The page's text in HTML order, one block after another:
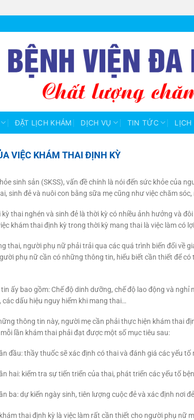
ĐẶT LỊCH KHÁM DỊCH VỤ TIN TỨC LỊCH
VIỆC KHÁM THAI ĐỊNH KỲ
sinh sản (SKSS), vấn đề chính là nói đến sức khỏe của
sinh đẻ và nuôi con bằng sữa mẹ cũng như việc chăm
kỳ thai nghén và sinh đẻ là thời kỳ có nhiều ảnh hưởng và
khám thai định kỳ trong thời kỳ mang thai là việc làm có
thai, người phụ nữ phải trải qua các quá trình biến đổi về
phụ nữ cần có những thông tin, hiểu biết cần thiết để
ấy bao gồm: Chế độ dinh dưỡng, chế độ lao động và
các dấu hiệu nguy hiểm khi mang thai…
thông tin này, người mẹ cần phải thực hiện khám thai
lần khám thai phải đạt được một số mục tiêu sau:
đầu: thầy thuốc sẽ xác định có thai và đánh giá các yếu tố
hai: kiểm tra sự tiến triển của thai, phát triển các yếu tố
ba: dự kiến ngày sinh, tiên lượng cuộc đẻ và xác định nơi
thai định kỳ là việc làm rất cần thiết cho người phụ nữ